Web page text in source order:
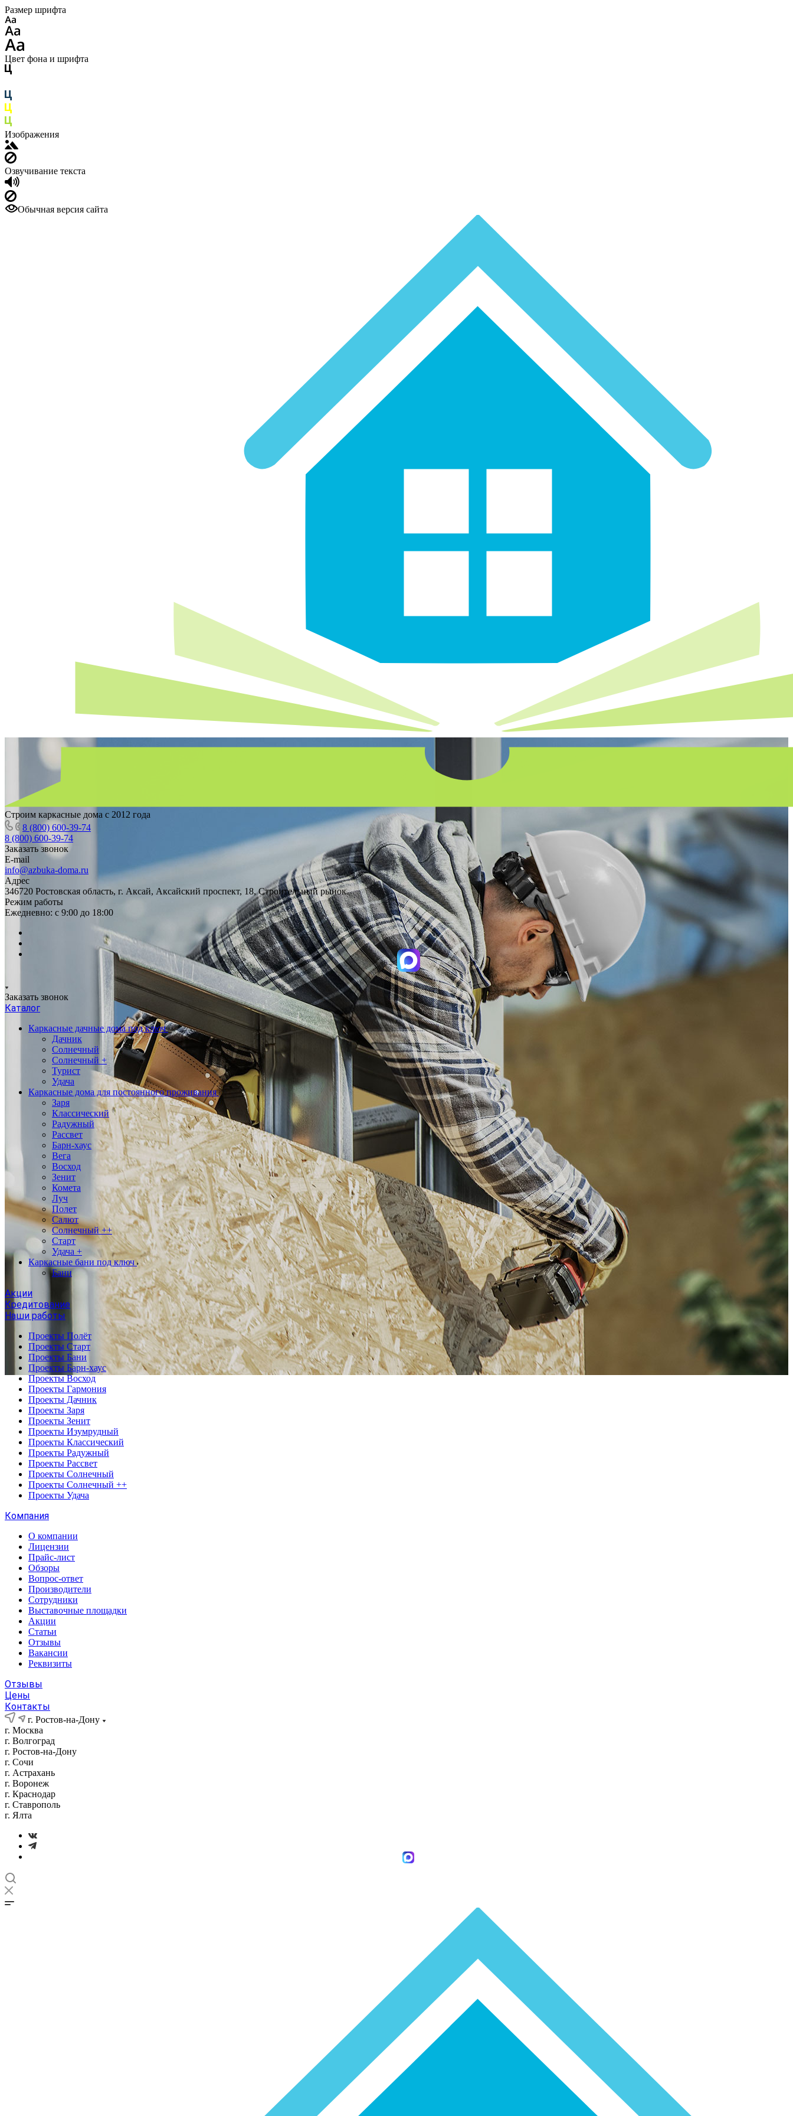
Размер шрифта
Цвет фона и шрифта
Изображения
Озвучивание текста
Обычная версия сайта
Строим каркасные дома с 2012 года
8 (800) 600-39-74
8 (800) 600-39-74
Заказать звонок
E-mail
info@azbuka-doma.ru
Адрес
346720 Ростовская область, г. Аксай, Аксайский проспект, 18, Строительный рынок
Режим работы
Ежедневно: с 9:00 до 18:00
Заказать звонок
Каталог
Каркасные дачные дома под ключ
Дачник
Солнечный
Солнечный +
Турист
Удача
Каркасные дома для постоянного проживания
Заря
Классический
Радужный
Рассвет
Барн-хаус
Вега
Восход
Зенит
Комета
Луч
Полет
Салют
Солнечный ++
Старт
Удача +
Каркасные бани под ключ
Бани
Акции
Кредитование
Наши работы
Проекты Полёт
Проекты Старт
Проекты Бани
Проекты Барн-хаус
Проекты Восход
Проекты Гармония
Проекты Дачник
Проекты Заря
Проекты Зенит
Проекты Изумрудный
Проекты Классический
Проекты Радужный
Проекты Рассвет
Проекты Солнечный
Проекты Солнечный ++
Проекты Удача
Компания
О компании
Лицензии
Прайс-лист
Обзоры
Вопрос-ответ
Производители
Сотрудники
Выставочные площадки
Акции
Статьи
Отзывы
Вакансии
Реквизиты
Отзывы
Цены
Контакты
г. Ростов-на-Дону
г. Москва
г. Волгоград
г. Ростов-на-Дону
г. Сочи
г. Астрахань
г. Воронеж
г. Краснодар
г. Ставрополь
г. Ялта